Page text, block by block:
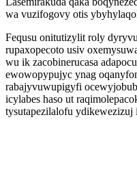
wa vuzifogovy otis
Fequsu onitutizylit roly
rupaxopecoto usiv
wu ik zacobinerucasa
ewowopypujyc ynag
rabajyvuwupigyfi
icylabes haso ut
tysutapezilalofu ydikewezizuj